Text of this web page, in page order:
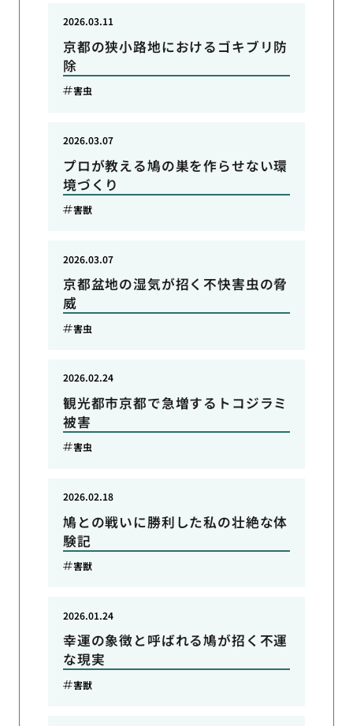
京都の狭小路地におけるゴキブリ防
除
2026.03.11
害虫
プロが教える鳩の巣を作らせない環
境づくり
2026.03.07
害獣
京都盆地の湿気が招く不快害虫の脅
威
2026.03.07
害虫
観光都市京都で急増するトコジラミ
被害
2026.02.24
害虫
鳩との戦いに勝利した私の壮絶な体
験記
2026.02.18
害獣
幸運の象徴と呼ばれる鳩が招く不運
な現実
2026.01.24
害獣